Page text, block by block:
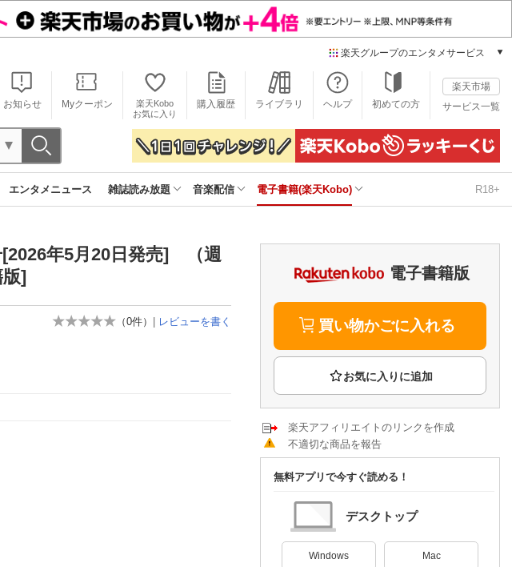
楽天グループのエンタメサービス
本/ゲーム/CD/DVD
楽天ブックス
電子書籍
楽天Kobo
雑誌読み放題
楽天ミュージック
楽天TV
動画配信ガイド
Rakuten PLAY
Rチャンネル
楽天チケット
エンタメニュース
推し楽
お知らせ Myクーポン
楽天Kobo
お気に入り
購入履歴 ライブラリ ヘルプ 初めての方
楽天市場
サービス一覧
エンタメニュース 雑誌読み放題 音楽配信 電子書籍(楽天Kobo) R18+
年5月20日発売] （週
]
（0件） | レビューを書く
電子書籍版
買い物かごに入れる
楽天アフィリエイトのリンクを作成
不適切な商品を報告
無料アプリで今すぐ読める！
デスクトップ
Windows Mac